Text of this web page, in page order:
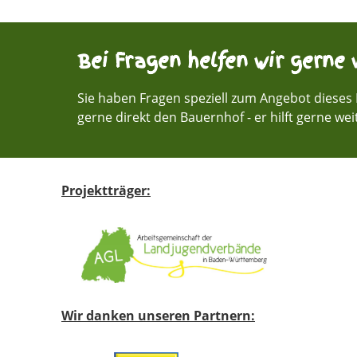
Bei Fragen helfen wir gerne
Sie haben Fragen speziell zum Angebot
gerne direkt den Bauernhof - er hilft gerne
Projektträger:
Wir danken unseren Partnern: